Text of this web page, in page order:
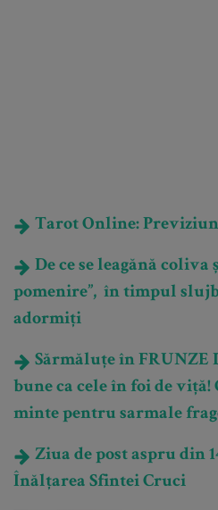
Tarot Online:
De ce se leagănă
pomenire”, în timpul
adormiți
Sărmăluțe în FRUNZE
bune ca cele în foi de
minte pentru sarmale
Ziua de post aspru din
Înălțarea Sfintei Cruci